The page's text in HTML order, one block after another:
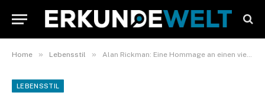
Home » Lebensstil » Alan Rickman: Eine Hommage an einen vielseitigen und beliebten Schauspieler
LEBENSSTIL